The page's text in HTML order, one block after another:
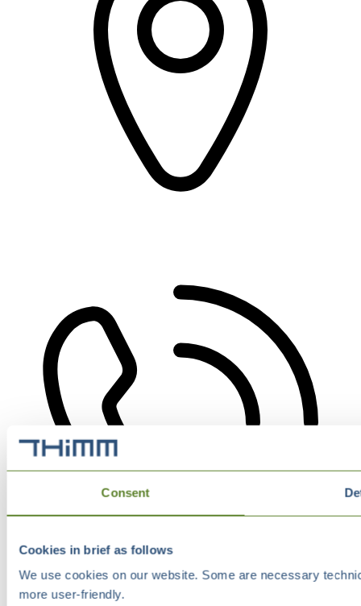
Consent
Cookies in brief as follows
We use cookies on our website. Some are necessary
more user-friendly.